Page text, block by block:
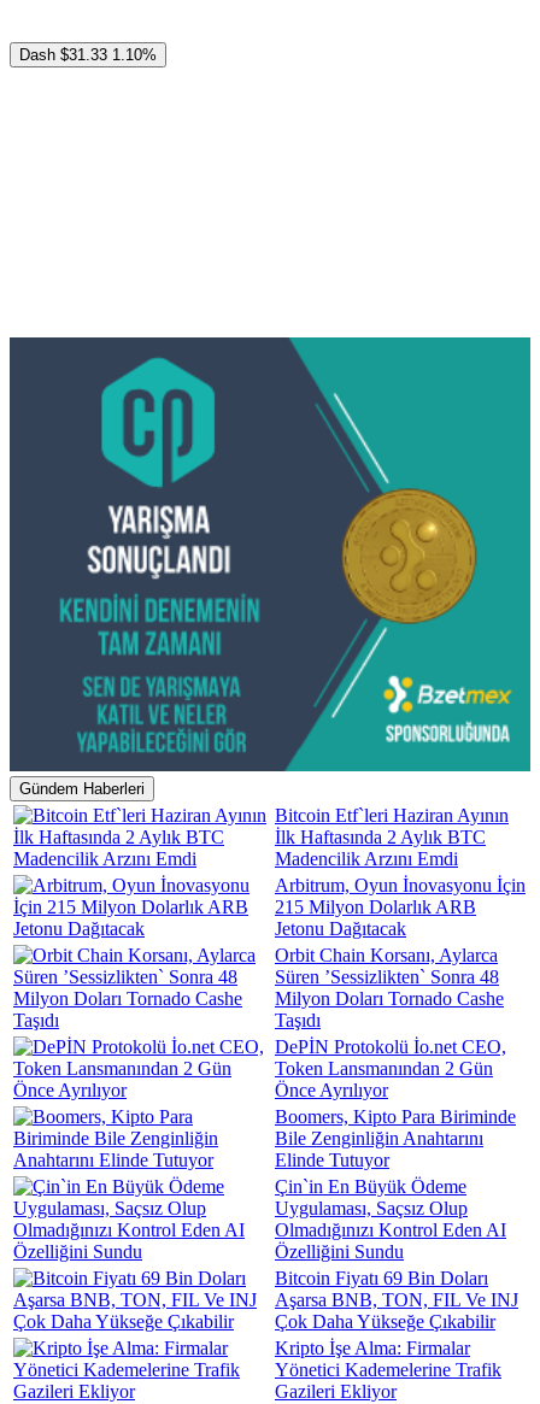
Dash $31.33 1.10%
Gündem Haberleri
Bitcoin Etf`leri Haziran Ayının
İlk Haftasında 2 Aylık BTC
Madencilik Arzını Emdi
Arbitrum, Oyun İnovasyonu İçin
215 Milyon Dolarlık ARB
Jetonu Dağıtacak
Orbit Chain Korsanı, Aylarca
Süren ’Sessizlikten` Sonra 48
Milyon Doları Tornado Cashe
Taşıdı
DePİN Protokolü İo.net CEO,
Token Lansmanından 2 Gün
Önce Ayrılıyor
Boomers, Kipto Para Biriminde
Bile Zenginliğin Anahtarını
Elinde Tutuyor
Çin`in En Büyük Ödeme
Uygulaması, Saçsız Olup
Olmadığınızı Kontrol Eden AI
Özelliğini Sundu
Bitcoin Fiyatı 69 Bin Doları
Aşarsa BNB, TON, FIL Ve INJ
Çok Daha Yükseğe Çıkabilir
Kripto İşe Alma: Firmalar
Yönetici Kademelerine Trafik
Gazileri Ekliyor